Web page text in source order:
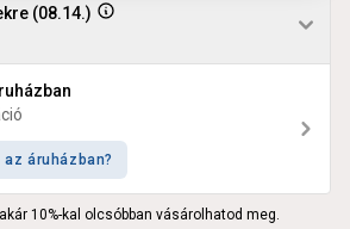
(08.14.)
az áruházban?
10%-kal olcsóbban vásárolhatod meg.